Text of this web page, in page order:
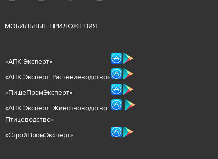
МОБИЛЬНЫЕ ПРИЛОЖЕНИЯ
«АПК Эксперт»
«АПК Эксперт. Растениеводство»
«ПищеПромЭксперт»
«АПК Эксперт: Животноводство.
Птицеводство»
«СтройПромЭксперт»